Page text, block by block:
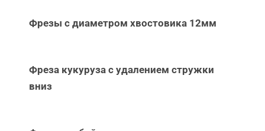
Фрезы с диаметром хвостовика 12мм
Фреза кукуруза с удалением стружки
вниз